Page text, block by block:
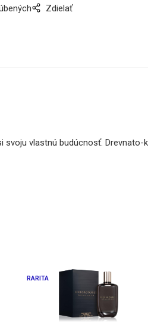
Zdielať
vlastnú budúcnosť.
RARITA